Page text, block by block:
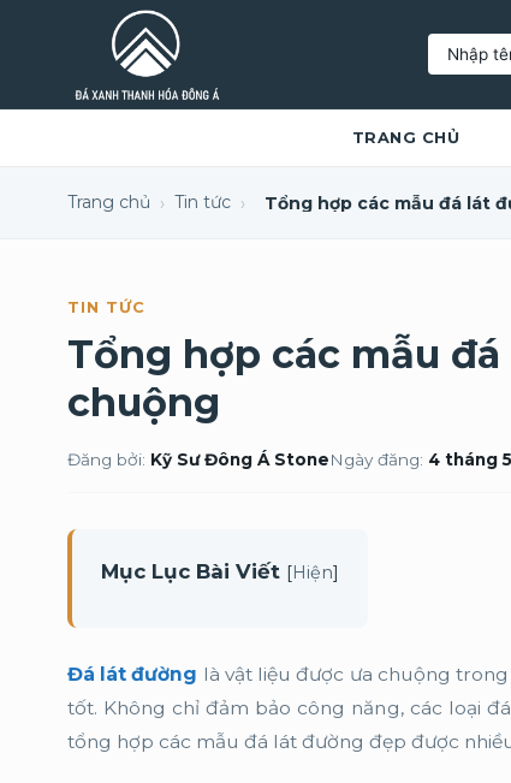
Tìm
kiếm:
TRANG CHỦ
Trang chủ › Tin tức ›
TIN TỨC
Tổng hợp các mẫu
chuộng
Đăng bởi: Kỹ Sư Đông Á StoneNgày đăng: 4 tháng
Mục Lục Bài Viết [Hiện]
Đá lát đường là vật liệu được ưa chuộng
tốt. Không chỉ đảm bảo công năng, các loại
tổng hợp các mẫu đá lát đường đẹp được